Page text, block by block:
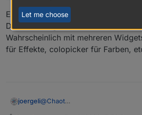
Es wäre nett, wenn Du mir dazu
Denkanstoß geben könntest.
Wahrscheinlich mit mehreren
für Effekte, colopicker für Farben,
joergeli@Chaot
Let me choose